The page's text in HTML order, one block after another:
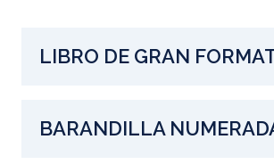
LIBRO DE GRAN
BARANDILLA